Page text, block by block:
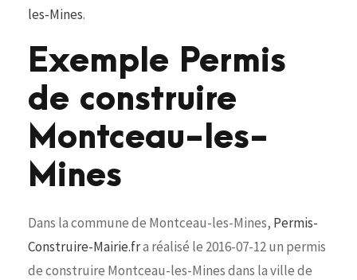
les-Mines.
Exemple Permis
de construire
Montceau-les-
Mines
Dans la commune de Montceau-les-Mines, Permis-
Construire-Mairie.fra réalisé le 2016-07-12 un permis
de construire Montceau-les-Mines dans la ville de